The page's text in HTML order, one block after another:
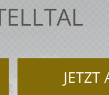
JETZT